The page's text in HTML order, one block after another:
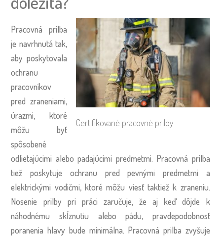
Certifikované pracovné prilby
Pracovná prilba
je navrhnutá tak,
aby poskytovala
ochranu
pracovníkov
pred zraneniami,
úrazmi, ktoré
môžu byť
spôsobené
odlietajúcimi alebo padajúcimi predmetmi. Pracovná prilba
tiež poskytuje ochranu pred pevnými predmetmi a
elektrickými vodičmi, ktoré môžu viesť taktiež k zraneniu.
Nosenie prilby pri práci zaručuje, že aj keď dôjde k
náhodnému skĺznutiu alebo pádu, pravdepodobnosť
poranenia hlavy bude minimálna. Pracovná prilba zvyšuje